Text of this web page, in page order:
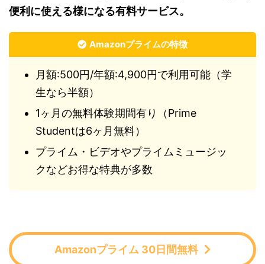
便利に使える様になる有料サービス。
Amazonプライムの特徴
月額:500円/年額:4,900円で利用可能（学
生なら半額）
1ヶ月の無料体験期間有り（Prime
Studentは6ヶ月無料）
プライム・ビデオやプライムミュージッ
クなどお得な特典が多数
Amazonプライム 30日間無料